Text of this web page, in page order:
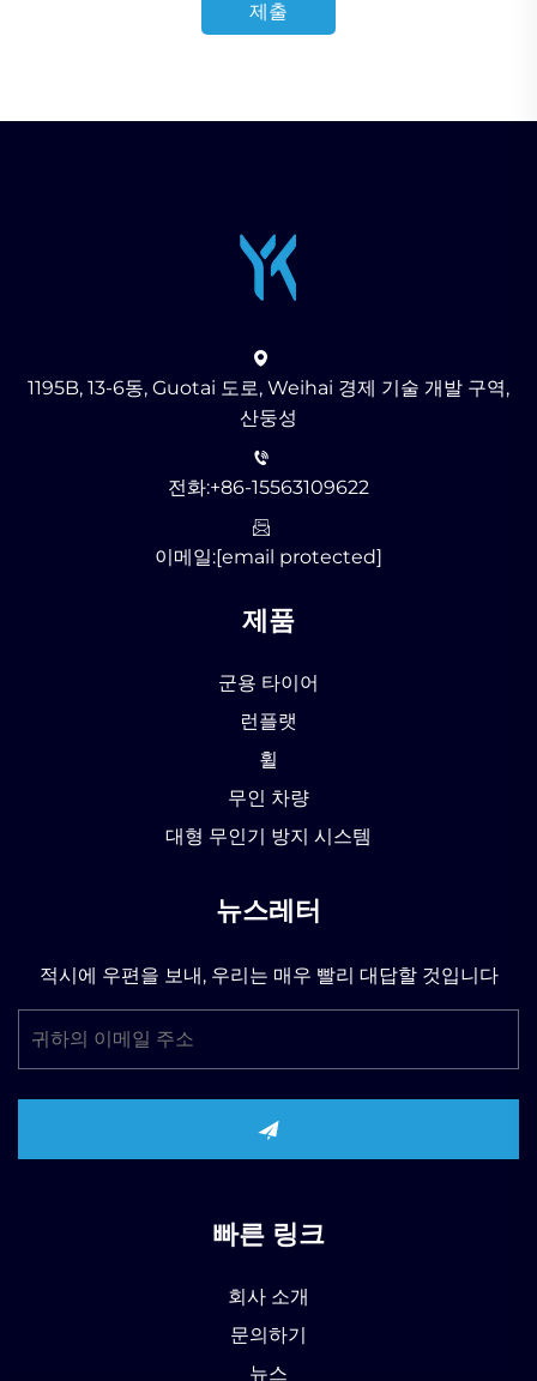
제출
1195B, 13-6동, Guotai 도로, Weihai 경제 기술 개발 구역,
산둥성
전화:+86-15563109622
이메일:[email protected]
제품
군용 타이어
런플랫
휠
무인 차량
대형 무인기 방지 시스템
뉴스레터
적시에 우편을 보내, 우리는 매우 빨리 대답할 것입니다
빠른 링크
회사 소개
문의하기
뉴스